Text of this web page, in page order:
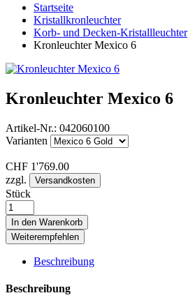
Startseite
Kristallkronleuchter
Korb- und Decken-Kristallleuchter
Kronleuchter Mexico 6
Kronleuchter Mexico 6
Artikel-Nr.: 042060100
Varianten
CHF 1'769.00
zzgl.
Versandkosten
Stück
In den Warenkorb
Weiterempfehlen
Beschreibung
Beschreibung